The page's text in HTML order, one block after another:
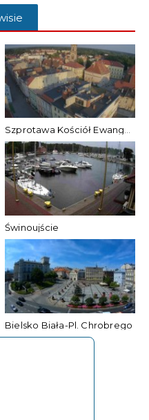
Szprotawa Kościół Ewangelicki
Świnoujście
Bielsko Biała-Pl. Chrobrego